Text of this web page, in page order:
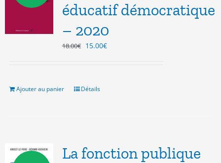
éducatif démocratique
– 2020
18.00€ Le
18.00€.
15.00€Le
Ajouter au panier Détails
La fonction publique